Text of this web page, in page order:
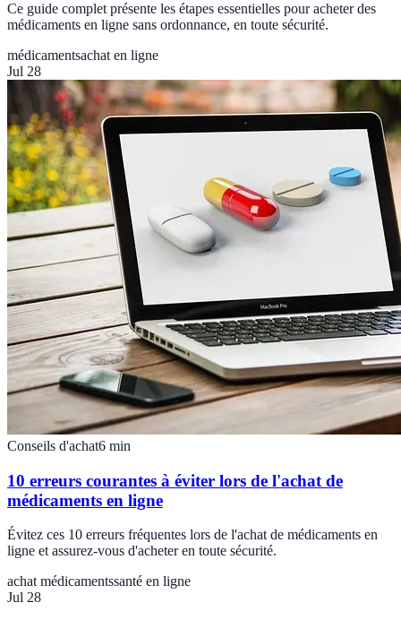
Ce guide complet présente les étapes essentielles pour acheter des
médicaments en ligne sans ordonnance, en toute sécurité.
médicamentsachat en ligne
Jul 28
Conseils d'achat6 min
10 erreurs courantes à éviter lors de l'achat de
médicaments en ligne
Évitez ces 10 erreurs fréquentes lors de l'achat de médicaments en
ligne et assurez-vous d'acheter en toute sécurité.
achat médicamentssanté en ligne
Jul 28